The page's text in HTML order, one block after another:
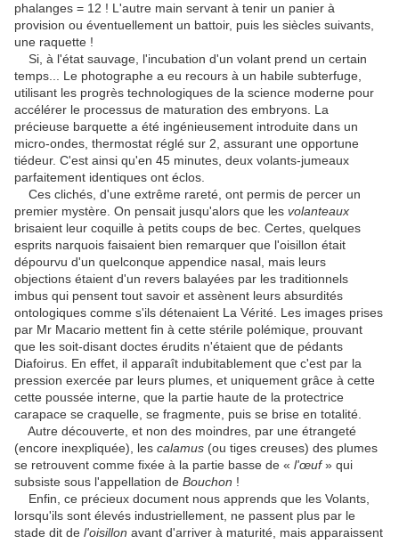
phalanges = 12 ! L'autre main servant à tenir un panier à
provision ou éventuellement un battoir, puis les siècles suivants,
une raquette !
Si, à l'état sauvage, l'incubation d'un volant prend un certain
temps... Le photographe a eu recours à un habile subterfuge,
utilisant les progrès technologiques de la science moderne pour
accélérer le processus de maturation des embryons. La
précieuse barquette a été ingénieusement introduite dans un
micro-ondes, thermostat réglé sur 2, assurant une opportune
tiédeur. C'est ainsi qu'en 45 minutes, deux volants-jumeaux
parfaitement identiques ont éclos.
Ces clichés, d'une extrême rareté, ont permis de percer un
premier mystère. On pensait jusqu'alors que les volanteaux
brisaient leur coquille à petits coups de bec. Certes, quelques
esprits narquois faisaient bien remarquer que l'oisillon était
dépourvu d'un quelconque appendice nasal, mais leurs
objections étaient d'un revers balayées par les traditionnels
imbus qui pensent tout savoir et assènent leurs absurdités
ontologiques comme s'ils détenaient La Vérité. Les images prises
par Mr Macario mettent fin à cette stérile polémique, prouvant
que les soit-disant doctes érudits n'étaient que de pédants
Diafoirus. En effet, il apparaît indubitablement que c'est par la
pression exercée par leurs plumes, et uniquement grâce à cette
cette poussée interne, que la partie haute de la protectrice
carapace se craquelle, se fragmente, puis se brise en totalité.
Autre découverte, et non des moindres, par une étrangeté
(encore inexpliquée), les calamus (ou tiges creuses) des plumes
se retrouvent comme fixée à la partie basse de « l'œuf» qui
subsiste sous l'appellation de Bouchon !
Enfin, ce précieux document nous apprends que les Volants,
lorsqu'ils sont élevés industriellement, ne passent plus par le
stade dit de l'oisillon avant d'arriver à maturité, mais apparaissent